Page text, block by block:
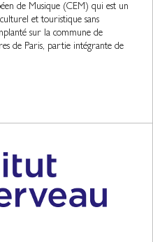
de Musique (CEM) qui est un
et touristique sans
sur la commune de
de Paris, partie intégrante de